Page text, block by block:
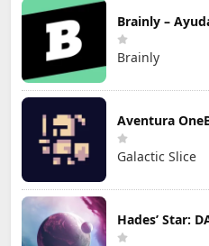
Brainly –
Brainly
Aventura
Galactic Slice
Hades’ Star: